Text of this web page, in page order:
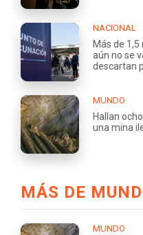
NACIONAL
Más de
aún no se
descartan
MUNDO
Hallan
una mina
MÁS DE
MUNDO